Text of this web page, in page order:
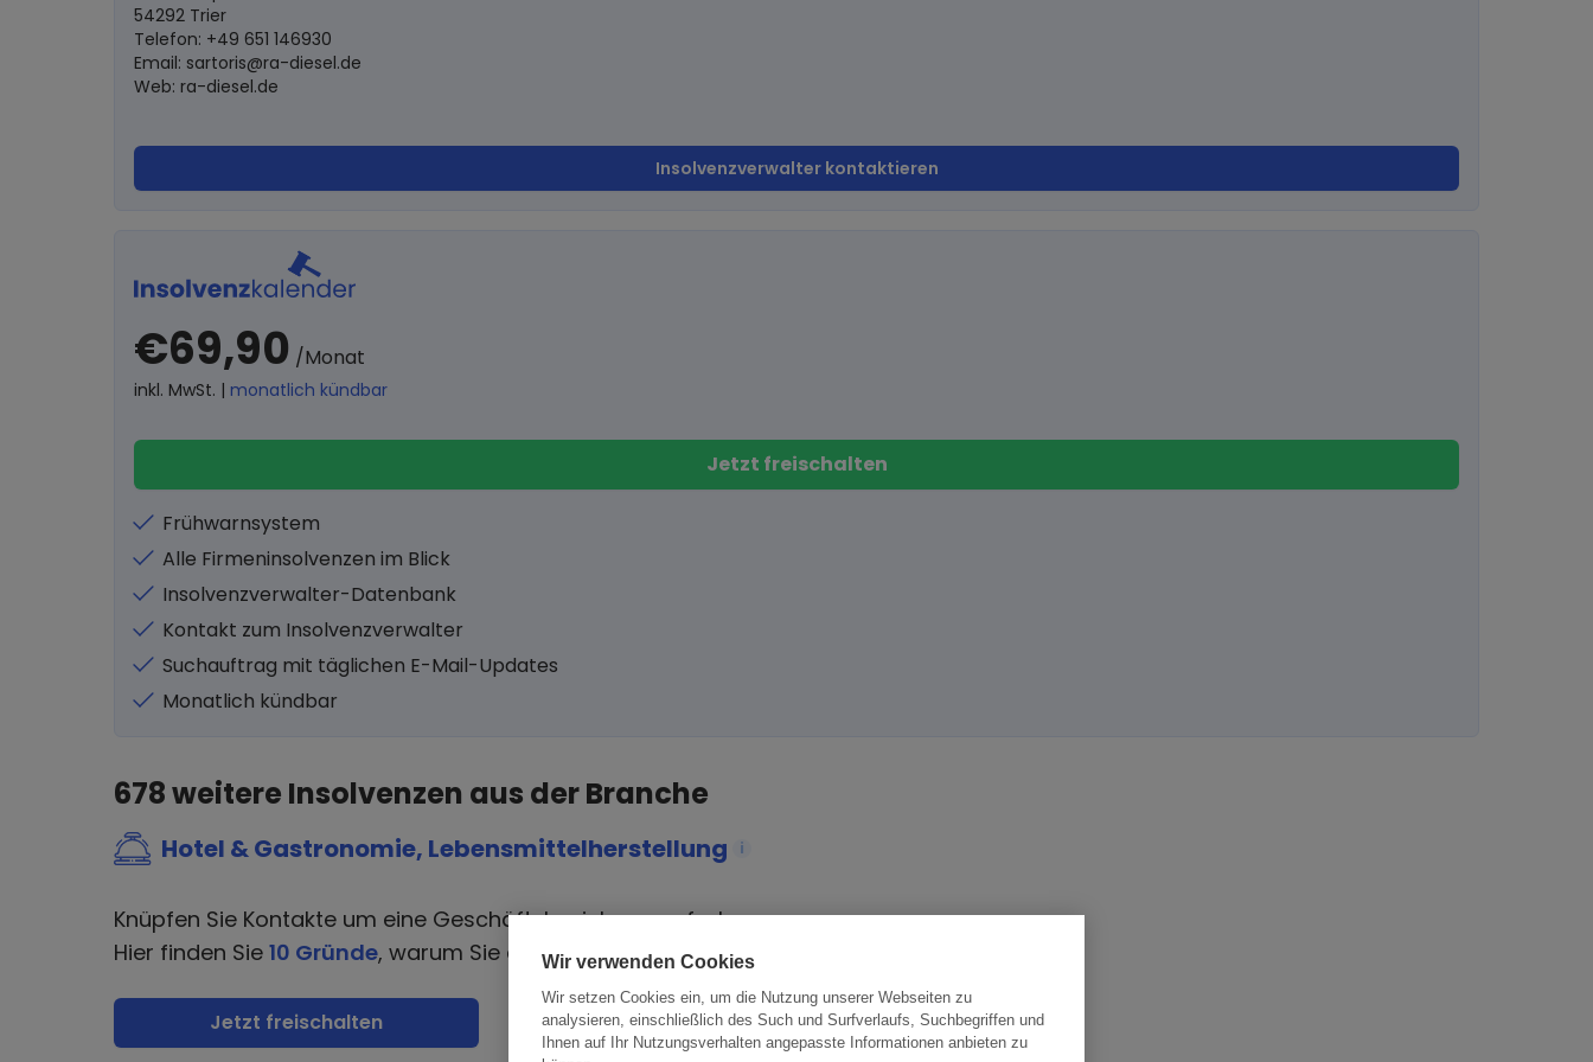
54292 Trier
Telefon: +49 651 146930
Email: sartoris@ra-diesel.de
Web: ra-diesel.de
Insolvenzverwalter kontaktieren
€69,90 /Monat
inkl. MwSt. | monatlich kündbar
Jetzt freischalten
Frühwarnsystem
Alle Firmeninsolvenzen im Blick
Insolvenzverwalter-Datenbank
Kontakt zum Insolvenzverwalter
Suchauftrag mit täglichen E-Mail-Updates
Monatlich kündbar
678weitere Insolvenzen aus der Branche
Hotel & Gastronomie, Lebensmittelherstellung i
Knüpfen Sie Kontakte um eine Geschäftsbeziehung aufzubauen.
Hier finden Sie 10 Gründe, warum Sie diese Chance nutzen sollten.
Jetzt freischalten
Wir verwenden Cookies
Wir setzen Cookies ein, um die Nutzung unserer Webseiten zu
analysieren, einschließlich des Such und Surfverlaufs, Suchbegriffen und
Ihnen auf Ihr Nutzungsverhalten angepasste Informationen anbieten zu